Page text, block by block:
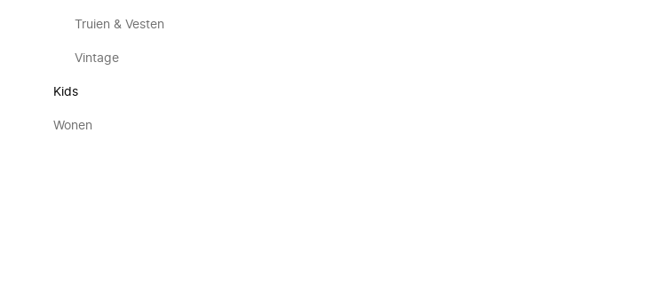
Truien & Vesten
Vintage
Kids
Wonen